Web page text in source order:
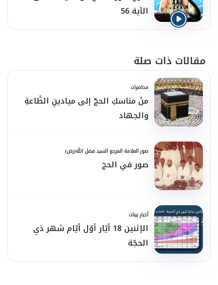
الآية 56
مقالات ذات صلة
محاضرات
منْ مناسكِ الحجّ إلى ميادينِ الطَّاعةِ
والجهاد
صور العلامة المرجع السيد فضل الله(رض)
صور في الحج
أخبار بينات
الإثنين 18 أيّار أوّل أيّام شهر ذي
الحجّة